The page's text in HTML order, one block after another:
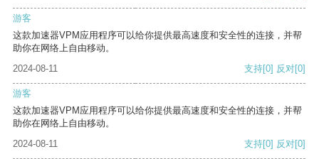
游客
这款加速器VPM应用程序可以给你提供最高速度和安全性的连接，并帮
助你在网络上自由移动。
2024-08-11
支持[0] 反对[0]
游客
这款加速器VPM应用程序可以给你提供最高速度和安全性的连接，并帮
助你在网络上自由移动。
2024-08-11
支持[0] 反对[0]